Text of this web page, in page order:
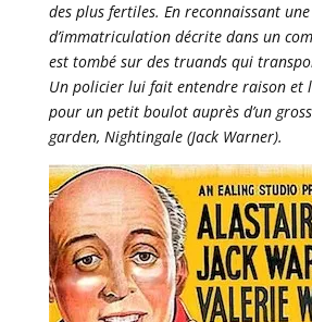
des plus fertiles. En reconnaissant
d’immatriculation décrite dans un
est tombé sur des truands qui
Un policier lui fait entendre raison et
pour un petit boulot auprès d’un
garden, Nightingale (Jack Warner).